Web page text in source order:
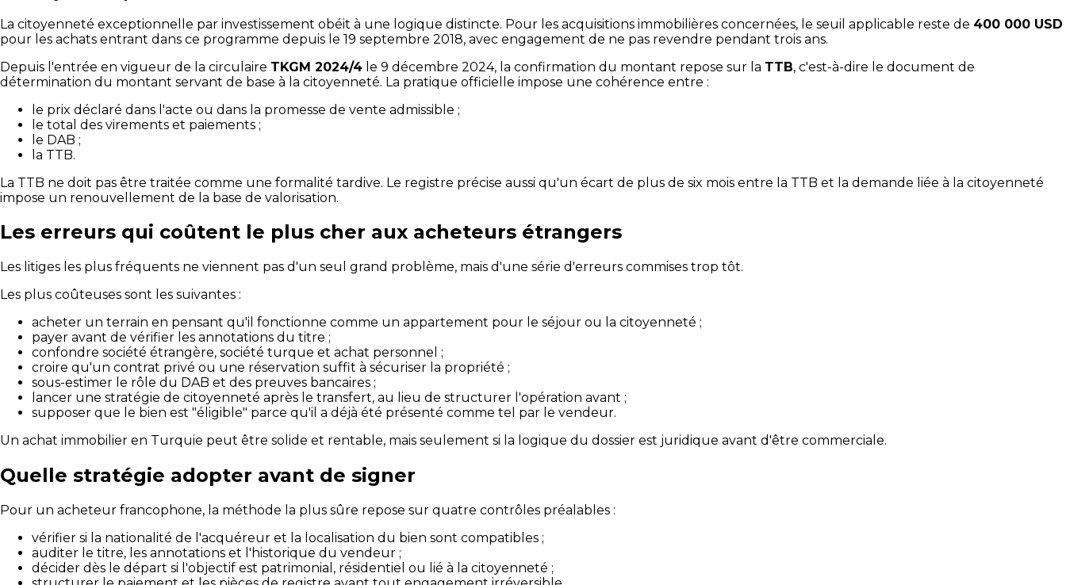
La citoyenneté exceptionnelle par investissement obéit à une logique distincte. Pour les acquisitions immobilières concernées, le seuil applicable reste de 400 000 USD
pour les achats entrant dans ce programme depuis le 19 septembre 2018, avec engagement de ne pas revendre pendant trois ans.
Depuis l'entrée en vigueur de la circulaire TKGM 2024/4 le 9 décembre 2024, la confirmation du montant repose sur la TTB, c'est-à-dire le document de
détermination du montant servant de base à la citoyenneté. La pratique officielle impose une cohérence entre :
le prix déclaré dans l'acte ou dans la promesse de vente admissible ;
le total des virements et paiements ;
le DAB ;
la TTB.
La TTB ne doit pas être traitée comme une formalité tardive. Le registre précise aussi qu'un écart de plus de six mois entre la TTB et la demande liée à la citoyenneté
impose un renouvellement de la base de valorisation.
Les erreurs qui coûtent le plus cher aux acheteurs étrangers
Les litiges les plus fréquents ne viennent pas d'un seul grand problème, mais d'une série d'erreurs commises trop tôt.
Les plus coûteuses sont les suivantes :
acheter un terrain en pensant qu'il fonctionne comme un appartement pour le séjour ou la citoyenneté ;
payer avant de vérifier les annotations du titre ;
confondre société étrangère, société turque et achat personnel ;
croire qu'un contrat privé ou une réservation suffit à sécuriser la propriété ;
sous-estimer le rôle du DAB et des preuves bancaires ;
lancer une stratégie de citoyenneté après le transfert, au lieu de structurer l'opération avant ;
supposer que le bien est "éligible" parce qu'il a déjà été présenté comme tel par le vendeur.
Un achat immobilier en Turquie peut être solide et rentable, mais seulement si la logique du dossier est juridique avant d'être commerciale.
Quelle stratégie adopter avant de signer
Pour un acheteur francophone, la méthode la plus sûre repose sur quatre contrôles préalables :
vérifier si la nationalité de l'acquéreur et la localisation du bien sont compatibles ;
auditer le titre, les annotations et l'historique du vendeur ;
décider dès le départ si l'objectif est patrimonial, résidentiel ou lié à la citoyenneté ;